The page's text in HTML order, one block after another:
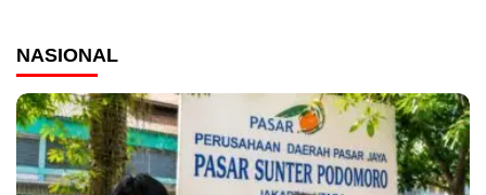
NASIONAL